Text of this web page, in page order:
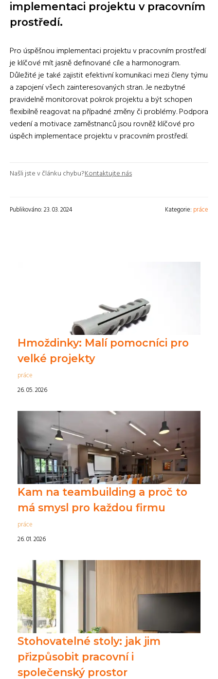
implementaci projektu v pracovním
prostředí.
Pro úspěšnou implementaci projektu v pracovním prostředí
je klíčové mít jasně definované cíle a harmonogram.
Důležité je také zajistit efektivní komunikaci mezi členy týmu
a zapojení všech zainteresovaných stran. Je nezbytné
pravidelně monitorovat pokrok projektu a být schopen
flexibilně reagovat na případné změny či problémy. Podpora
vedení a motivace zaměstnanců jsou rovněž klíčové pro
úspěch implementace projektu v pracovním prostředí.
Našli jste v článku chybu?Kontaktujte nás
Publikováno: 23. 03. 2024 Kategorie: práce
Hmoždinky: Malí pomocníci pro
velké projekty
práce
26. 05. 2026
Kam na teambuilding a proč to
má smysl pro každou firmu
práce
26. 01. 2026
Stohovatelné stoly: jak jim
přizpůsobit pracovní i
společenský prostor